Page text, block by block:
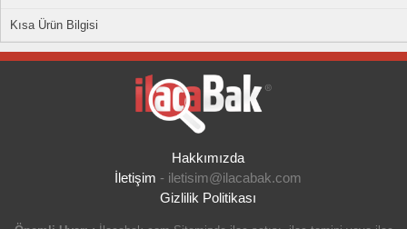
Kısa Ürün Bilgisi
Hakkımızda
İletişim - iletisim@ilacabak.com
Gizlilik Politikası